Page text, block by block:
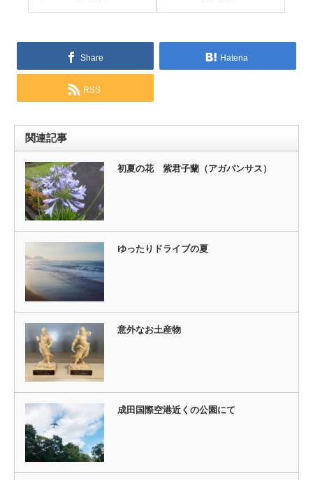
Share Hatena
RSS
関連記事
初夏の花 紫君子蘭（アガパンサス）
ゆったりドライブの夏
意外なお土産物
成田国際空港近くの公園にて